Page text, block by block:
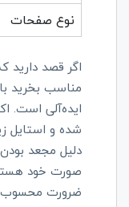
نوع صفحات
اگر قصد دارید
مناسب بخرید
ایده‌آلی است.
شده و استایل
دلیل مجعد
صورت خود
ضرورت محسوب